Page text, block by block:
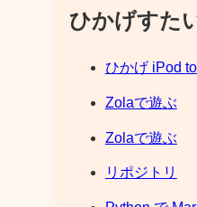
ひかげすた
ひかげ iPod
Zolaで遊ぶ
Zolaで遊ぶ
リポジトリ